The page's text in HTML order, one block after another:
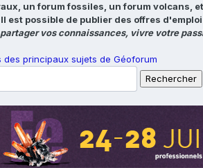
un forum fossiles, un forum volcans,
possible de publier des offres
vos connaissances, vivre votre
des principaux sujets de Géoforum